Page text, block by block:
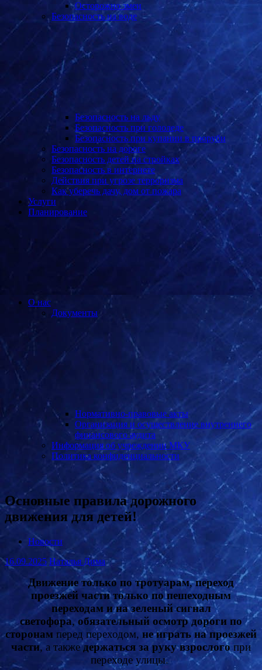
Осторожно змеи
Безопасность на воде
Безопасность на льду
Безопасность при гололеде
Безопасность при купании в проруби
Безопасность на дороге
Безопасность детей на стройках
Безопасность в интернете
Действия при угрозе терроризма
Как уберечь дачу, дом от пожара
Услуги
Планирование
О нас
Документы
Нормативно-правовые акты
Организация и осуществление внутреннего
финансового аудита
Информация об учреждении МКУ
Политика конфиденциальности
Основные правила дорожного
движения для детей!
Новости
16.09.2025 Наталья Дима
Движение только по тротуарам,переход
проезжей части только по пешеходным
переходам и на зеленый сигнал
светофора, обязательный осмотр дороги по
сторонам перед переходом, не играть на проезжей
части, а такжедержаться за руку взрослого при
переходе улицы.